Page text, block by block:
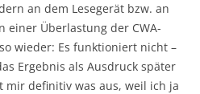
an dem Lesegerät bzw. an
einer Überlastung der CWA-
wieder: Es funktioniert nicht –
Ergebnis als Ausdruck später
mir definitiv was aus, weil ich ja